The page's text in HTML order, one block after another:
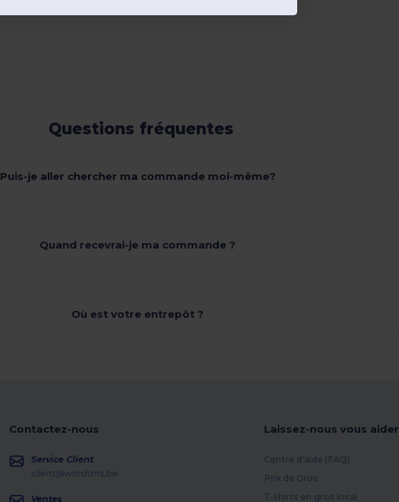
Questions fréquentes
Puis-je aller chercher ma commande moi-même?
Quand recevrai-je ma commande ?
Où est votre entrepôt ?
Contactez-nous
Service Client
client@wordans.be
Ventes
Laissez-nous vous aider
Centre d'aide (FAQ)
Prix de Gros
T-shirts en gros local